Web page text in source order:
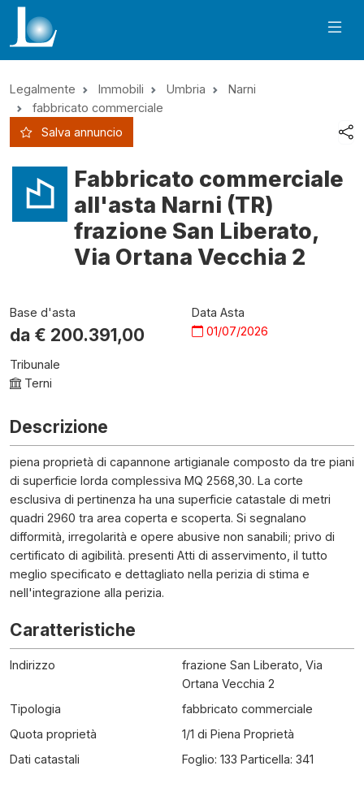
Legalmente Immobili Umbria
Narni
fabbricato commerciale
Salva annuncio
Fabbricato commerciale
all'asta Narni (TR)
frazione San Liberato,
Via Ortana Vecchia 2
Base d'asta
da € 200.391,00
Data Asta
01/07/2026
Tribunale
Terni
Descrizione
piena proprietà di capannone artigianale composto da tre piani
di superficie lorda complessiva MQ 2568,30. La corte
esclusiva di pertinenza ha una superficie catastale di metri
quadri 2960 tra area coperta e scoperta. Si segnalano
difformità, irregolarità e opere abusive non sanabili; privo di
certificato di agibilità. presenti Atti di asservimento, il tutto
meglio specificato e dettagliato nella perizia di stima e
nell'integrazione alla perizia.
Caratteristiche
Indirizzo
frazione San Liberato, Via
Ortana Vecchia 2
Tipologia
fabbricato commerciale
Quota proprietà
1/1 di Piena Proprietà
Dati catastali
Foglio: 133 Particella: 341